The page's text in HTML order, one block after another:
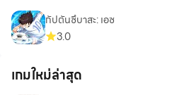
กัปตันซึบาสะ: เอซ
3.0
เกมใหม่ล่าสุด